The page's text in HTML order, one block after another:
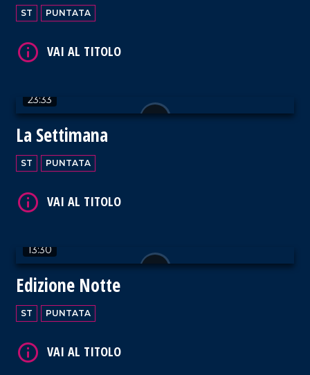
ST PUNTATA
23:33
La Settimana
ST PUNTATA
13:30
Edizione Notte
ST PUNTATA
VAI AL TITOLO